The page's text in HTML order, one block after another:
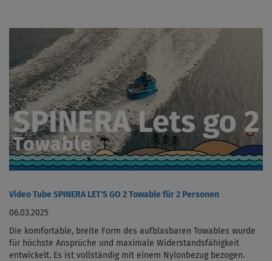
Video Tube SPINERA LET'S GO 2 Towable für 2 Personen
06.03.2025
Die komfortable, breite Form des aufblasbaren Towables wurde
für höchste Ansprüche und maximale Widerstandsfähigkeit
entwickelt. Es ist vollständig mit einem Nylonbezug bezogen.